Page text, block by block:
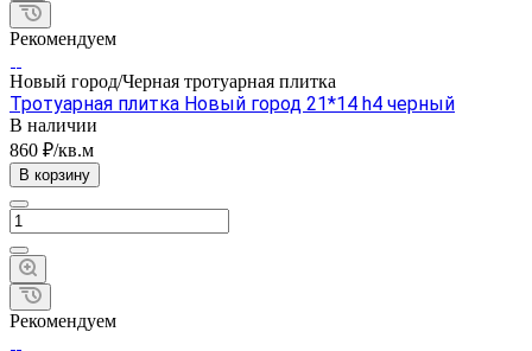
Рекомендуем
Новый город/Черная тротуарная плитка
Тротуарная плитка Новый город 21*14 h4 черный
В наличии
860 ₽/кв.м
В корзину
Рекомендуем